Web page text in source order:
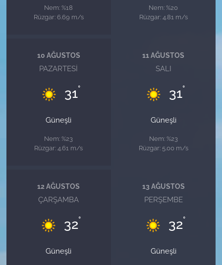
Nem: %18
Rüzgar: 6.69 m/s
Nem: %20
Rüzgar: 4.81 m/s
10 AĞUSTOS
PAZARTESI
31°
Güneşli
Nem: %23
Rüzgar: 4.61 m/s
11 AĞUSTOS
SALI
31°
Güneşli
Nem: %23
Rüzgar: 5.00 m/s
12 AĞUSTOS
ÇARŞAMBA
32°
Güneşli
13 AĞUSTOS
PERŞEMBE
32°
Güneşli